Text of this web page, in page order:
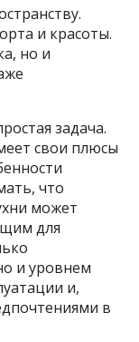
и красоты.
но и
задача.
свои плюсы
что
может
для
и уровнем
и,
в